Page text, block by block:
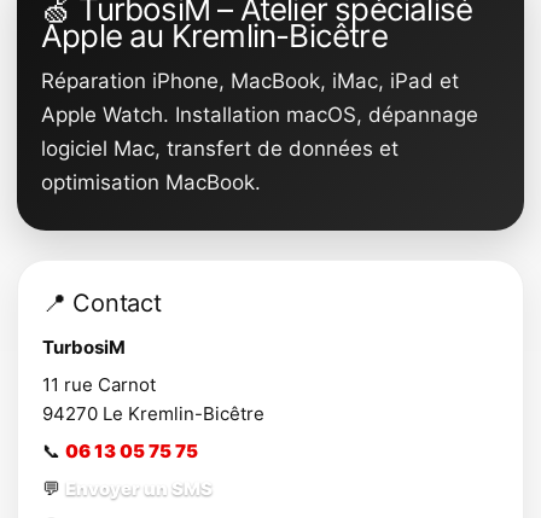
🍏 TurbosiM – Atelier spécialisé
Apple au Kremlin-Bicêtre
Réparation iPhone, MacBook, iMac, iPad et
Apple Watch. Installation macOS, dépannage
logiciel Mac, transfert de données et
optimisation MacBook.
📍 Contact
TurbosiM
11 rue Carnot
94270 Le Kremlin-Bicêtre
📞 06 13 05 75 75
💬 Envoyer un SMS